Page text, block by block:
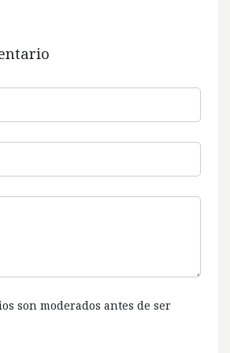
son moderados antes de ser